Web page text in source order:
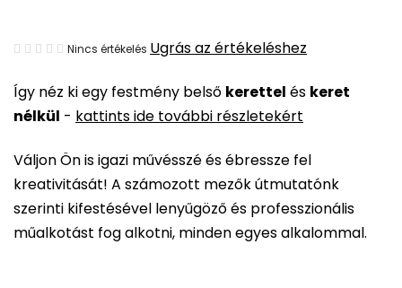
Így néz ki egy festmény belső kerettel és keret
nélkül - kattints ide további részletekért
Váljon Ön is igazi művésszé és ébressze fel
kreativitását! A számozott mezők útmutatónk
szerinti kifestésével lenyűgöző és professzionális
műalkotást fog alkotni, minden egyes alkalommal.
A
átlagos
értékelése
ből
0,0
csillag.
Nincs értékelés Ugrás az értékeléshez